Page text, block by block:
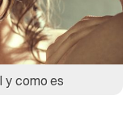
y como es